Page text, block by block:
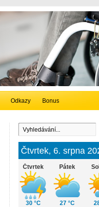
Odkazy Bonus
Čtvrtek, 6. srpna
Čtvrtek
30 °C
Pátek
27 °C